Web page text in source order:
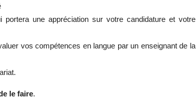
une appréciation sur votre candidature et votre
vos compétences en langue par un enseignant de la
le faire.